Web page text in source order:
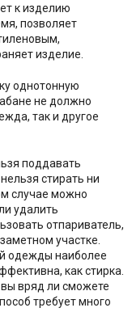
к изделию
позволяет
изделие.
однотонную
не должно
так и другое
поддавать
стирать ни
случае можно
удалить
отпариватель,
участке.
одежды наиболее
как стирка.
вряд ли сможете
требует много